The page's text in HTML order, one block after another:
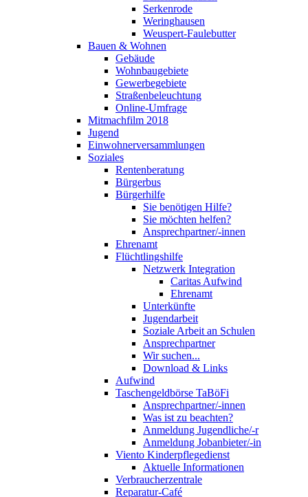
Serkenrode
Weringhausen
Weuspert-Faulebutter
Bauen & Wohnen
Gebäude
Wohnbaugebiete
Gewerbegebiete
Straßenbeleuchtung
Online-Umfrage
Mitmachfilm 2018
Jugend
Einwohnerversammlungen
Soziales
Rentenberatung
Bürgerbus
Bürgerhilfe
Sie benötigen Hilfe?
Sie möchten helfen?
Ansprechpartner/-innen
Ehrenamt
Flüchtlingshilfe
Netzwerk Integration
Caritas Aufwind
Ehrenamt
Unterkünfte
Jugendarbeit
Soziale Arbeit an Schulen
Ansprechpartner
Wir suchen...
Download & Links
Aufwind
Taschengeldbörse TaBöFi
Ansprechpartner/-innen
Was ist zu beachten?
Anmeldung Jugendliche/-r
Anmeldung Jobanbieter/-in
Viento Kinderpflegedienst
Aktuelle Informationen
Verbraucherzentrale
Reparatur-Café